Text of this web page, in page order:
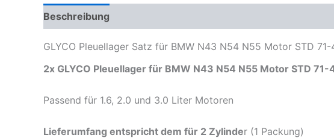
Beschreibung
GLYCO Pleuellager Satz für BMW N43 N54 N55 Motor STD
2x GLYCO Pleuellager für BMW N43 N54 N55 Motor STD
Passend für 1.6, 2.0 und 3.0 Liter Motoren
Lieferumfang entspricht dem für 2 Zylinder (1 Packung)